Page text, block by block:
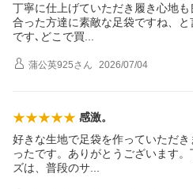
丁寧に仕上げていただき履き心地
合った方達に素敵な足袋ですね、
です､どこで買
蒲公英925さん 2026/07/04
感激。
好きな生地で足袋を作っていただ
ったです。ありがとうございます
ズは、普段のサ